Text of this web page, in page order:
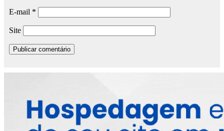
E-mail *
Site